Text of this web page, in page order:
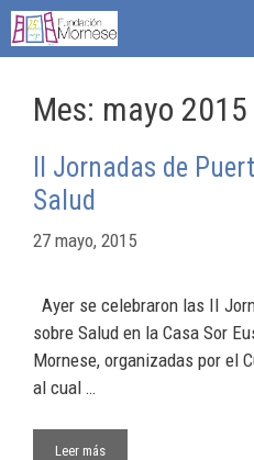
Mes: mayo 2015
II Jornadas de
Salud
27 mayo, 2015
Ayer se celebraron las II
sobre Salud en la Casa Sor
Mornese, organizadas por el
al cual …
Leer más